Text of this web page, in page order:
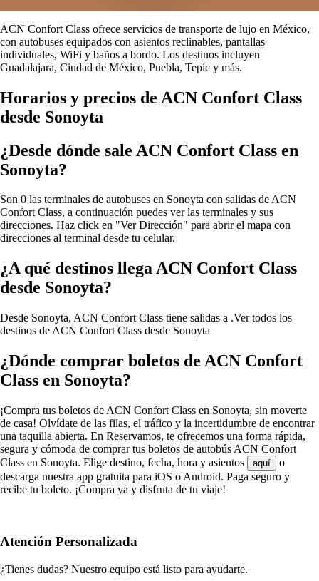
ACN Confort Class ofrece servicios de transporte de lujo en México,
con autobuses equipados con asientos reclinables, pantallas
individuales, WiFi y baños a bordo. Los destinos incluyen
Guadalajara, Ciudad de México, Puebla, Tepic y más.
Horarios y precios de ACN Confort Class
desde Sonoyta
¿Desde dónde sale ACN Confort Class en
Sonoyta?
Son 0 las terminales de autobuses en Sonoyta con salidas de ACN
Confort Class, a continuación puedes ver las terminales y sus
direcciones. Haz click en "Ver Dirección" para abrir el mapa con
direcciones al terminal desde tu celular.
¿A qué destinos llega ACN Confort Class
desde Sonoyta?
Desde Sonoyta, ACN Confort Class tiene salidas a .Ver todos los
destinos de ACN Confort Class desde Sonoyta
¿Dónde comprar boletos de ACN Confort
Class en Sonoyta?
¡Compra tus boletos de ACN Confort Class en Sonoyta, sin moverte
de casa! Olvídate de las filas, el tráfico y la incertidumbre de encontrar
una taquilla abierta. En Reservamos, te ofrecemos una forma rápida,
segura y cómoda de comprar tus boletos de autobús ACN Confort
Class en Sonoyta. Elige destino, fecha, hora y asientos
aquí
o
descarga nuestra app gratuita para iOS o Android. Paga seguro y
recibe tu boleto. ¡Compra ya y disfruta de tu viaje!
Atención Personalizada
¿Tienes dudas? Nuestro equipo está listo para ayudarte.